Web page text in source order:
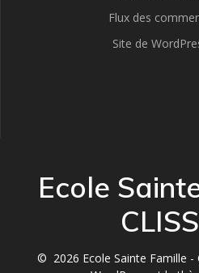
Flux des
Site de
Ecole
© 2026 Ecole Sainte Famille -